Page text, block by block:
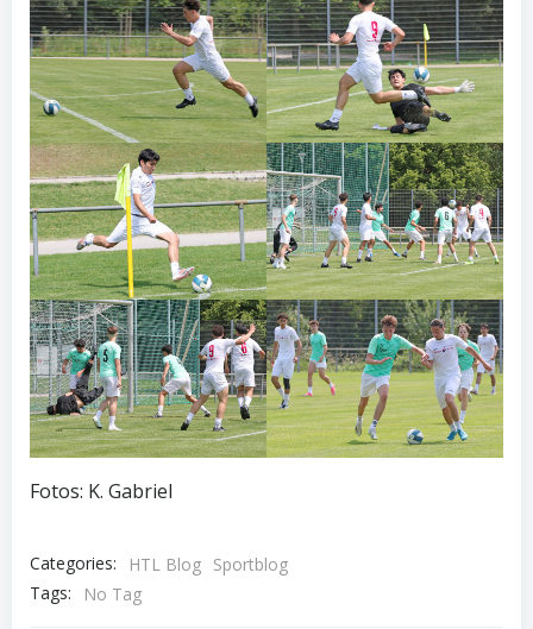
Fotos: K. Gabriel
Categories: HTL Blog Sportblog
Tags:
No Tag